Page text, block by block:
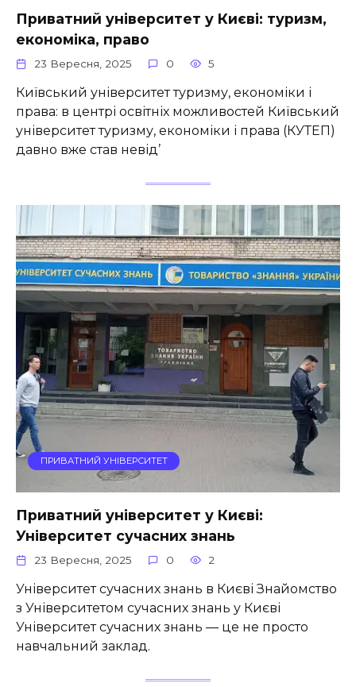
Приватний університет у Києві: туризм,
економіка, право
23 Вересня, 2025 0 5
Київський університет туризму, економіки і
права: в центрі освітніх можливостей Київський
університет туризму, економіки і права (КУТЕП)
давно вже став невід’
ПРИВАТНИЙ УНІВЕРСИТЕТ
Приватний університет у Києві:
Університет сучасних знань
23 Вересня, 2025 0 2
Університет сучасних знань в Києві Знайомство
з Університетом сучасних знань у Києві
Університет сучасних знань — це не просто
навчальний заклад.